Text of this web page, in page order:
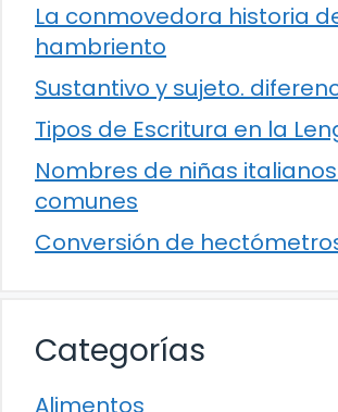
La conmovedora historia
hambriento
Sustantivo y sujeto.
Tipos de Escritura en la
Nombres de niñas
comunes
Conversión de
Categorías
Alimentos